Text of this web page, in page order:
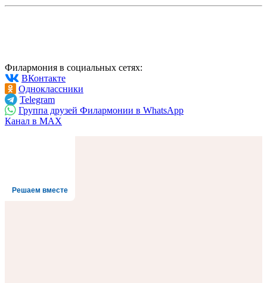
Филармония в социальных сетях:
ВКонтакте
Одноклассники
Telegram
Группа друзей Филармонии в WhatsApp
Канал в MAX
Решаем вместе